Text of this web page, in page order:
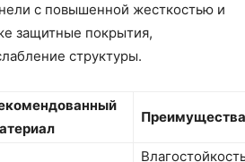
с повышенной жесткостью и
защитные покрытия,
структуры.
Преимущества